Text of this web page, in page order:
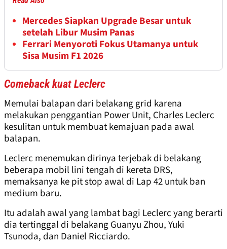
Mercedes Siapkan Upgrade Besar untuk
setelah Libur Musim Panas
Ferrari Menyoroti Fokus Utamanya untuk
Sisa Musim F1 2026
Comeback kuat Leclerc
Memulai balapan dari belakang grid karena
melakukan penggantian Power Unit, Charles Leclerc
kesulitan untuk membuat kemajuan pada awal
balapan.
Leclerc menemukan dirinya terjebak di belakang
beberapa mobil lini tengah di kereta DRS,
memaksanya ke pit stop awal di Lap 42 untuk ban
medium baru.
Itu adalah awal yang lambat bagi Leclerc yang berarti
dia tertinggal di belakang Guanyu Zhou, Yuki
Tsunoda, dan Daniel Ricciardo.